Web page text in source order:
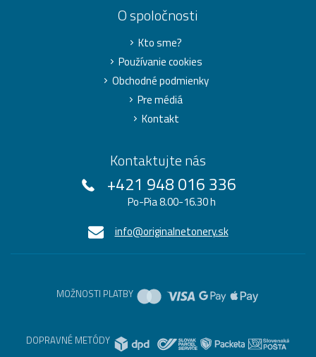
O spoločnosti
Kto sme?
Používanie cookies
Obchodné podmienky
Pre médiá
Kontakt
Kontaktujte nás
+421 948 016 336
Po-Pia 8.00-16.30 h
info@originalnetonery.sk
MOŽNOSTI PLATBY
DOPRAVNÉ METÓDY